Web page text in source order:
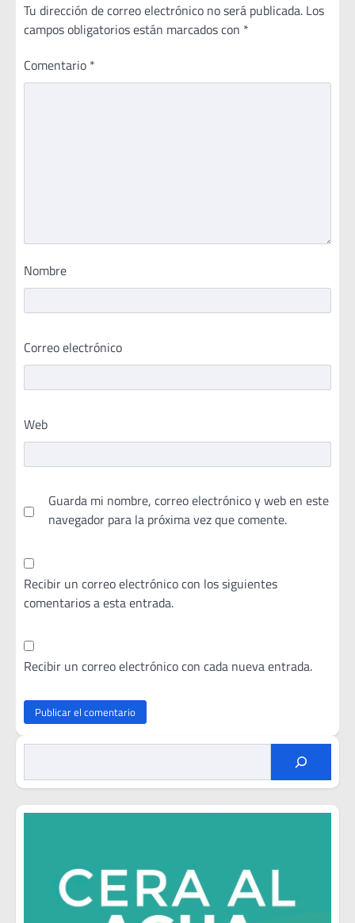
Tu dirección de correo electrónico no será publicada. Los
campos obligatorios están marcados con *
Comentario *
Nombre
Correo electrónico
Web
Guarda mi nombre, correo electrónico y web en este
navegador para la próxima vez que comente.
Recibir un correo electrónico con los siguientes
comentarios a esta entrada.
Recibir un correo electrónico con cada nueva entrada.